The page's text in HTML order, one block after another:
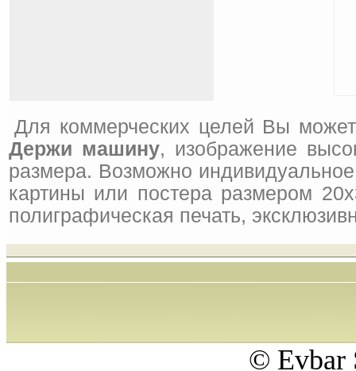
Для коммерческих целей Вы
Держи машину, изображение
размера. Возможно
картины или постера размером
полиграфическая печать,
© Evbar